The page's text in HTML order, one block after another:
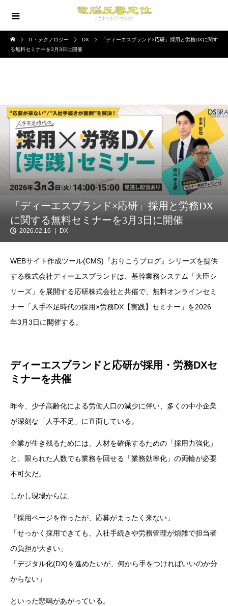
IT・テクノロジー DX
「ディーエスブランド×応研」採用と労務DXに関す
る無料セミナーを3月3日に開催
「ディーエスブランド×応研」採用と労務DX
に関する無料セミナーを3月3日に開催
2026.02.16 DX
WEBサイト作成ツール(CMS)『おりこうブログ』シリーズを提供
する株式会社ディーエスブランドは、基幹業務システム「大臣シ
リーズ」を展開する応研株式会社と共催で、無料オンラインセミ
ナー「人手不足時代の採用×労務DX【実践】セミナー」を2026
年3月3日に開催する。
ディーエスブランドと応研が採用・労務DXセ
ミナーを共催
昨今、少子高齢化による労働人口の減少に伴い、多くの中小企業
が深刻な「人手不足」に直面している。
企業が生き残るためには、人材を確保するための「採用力強化」
と、限られた人数でも業務を回せる「業務効率化」の両輪が必要
不可欠だ。
しかし現場からは、
「採用ページを作ったが、応募がまったく来ない」
「せっかく採用できても、入社手続きや労務管理が煩雑で担当者
の負担が大きい」
「デジタル化(DX)を進めたいが、何から手をつければいいのか分
からない」
といった悲鳴があがっている。